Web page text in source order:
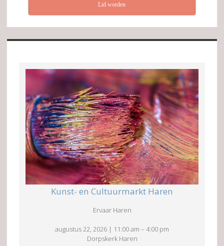
Lid worden
Kunst- en Cultuurmarkt Haren
Ervaar Haren
augustus 22, 2026 | 11:00 am – 4:00 pm
Dorpskerk Haren